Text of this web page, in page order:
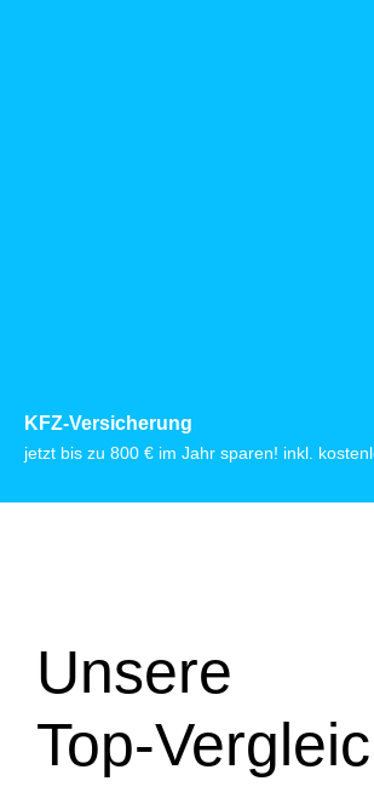
KFZ-Versicherung
jetzt bis zu 800 € im Jahr sparen! inkl.
Unsere
Top-